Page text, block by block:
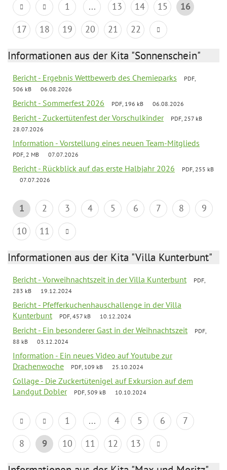
1 ... 13 14 15
16
17
18 19 20 21 22
Informationen aus der Kita "Sonnenschein"
Bericht - Ergebnis Wettbewerb des Chemieparks
PDF,
506 kB
06.08.2026
Bericht - Sommerfest 2026 PDF, 196 kB 06.08.2026
Bericht - Zuckertütenfest der Vorschulkinder
PDF, 257 kB
28.07.2026
Information - Vorstellung eines neuen Team-Mitglieds
PDF, 2 MB 07.07.2026
Bericht - Rückblick auf das erste Halbjahr 2026
PDF, 255 kB
07.07.2026
1 2 3 4 5 6 7 8
9
10
11
Informationen aus der Kita "Villa Kunterbunt"
Bericht - Vorweihnachtszeit in der Villa Kunterbunt
PDF,
283 kB
19.12.2024
Bericht - Pfefferkuchenhauschallenge in der Villa
Kunterbunt
PDF, 457 kB 10.12.2024
Bericht - Ein besonderer Gast in der Weihnachtszeit
PDF,
88 kB
03.12.2024
Information - Ein neues Video auf Youtube zur
Drachenwoche
PDF, 109 kB 25.10.2024
Collage - Die Zuckertütenigel auf Exkursion auf dem
Landgut Dobler
PDF, 509 kB 10.10.2024
1 ... 4 5 6
7
8
9 10 11 12 13